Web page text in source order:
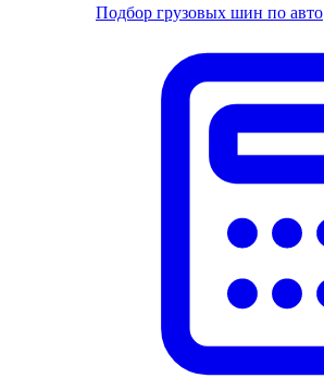
Подбор грузовых шин по авто